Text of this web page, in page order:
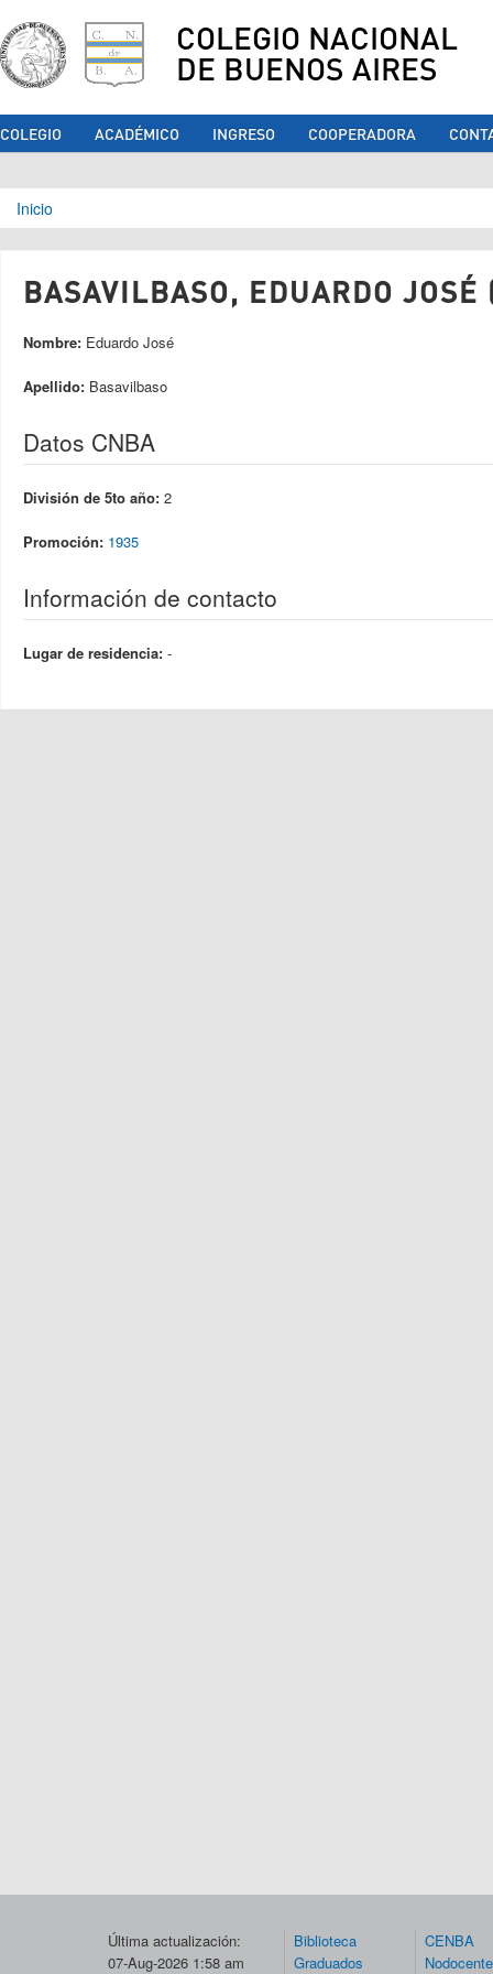
COLEGIO NACIONAL
DE BUENOS AIRES
COLEGIO ACADÉMICO INGRESO COOPERADORA
Se encuentra usted aquí
Inicio
BASAVILBASO, EDUARDO
Nombre: Eduardo José
Apellido: Basavilbaso
Datos CNBA
División de 5to año: 2
Promoción: 1935
Información de contacto
Lugar de residencia: -
Última actualización:
07-Aug-2026 1:58 am
Biblioteca
Graduados
CENBA